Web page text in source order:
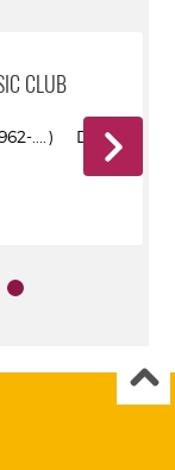
CLUB
....) Distrib.